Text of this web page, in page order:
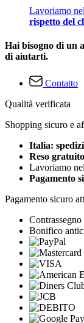
Lavoriamo nel
rispetto del
Hai bisogno di un
di aiutarti.
Contatto
Qualità verificata
Shopping sicuro e
Italia:
Reso gratuito
Lavoriamo nel
Pagamento
Pagamento sicuro
Contrassegno
Bonifico